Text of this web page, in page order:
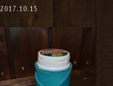
2017.10.15